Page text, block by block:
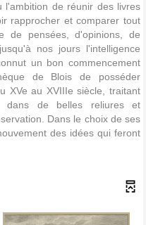
l'ambition de réunir des livres
rapprocher et comparer tout
pensées, d'opinions, de
nos jours l'intelligence
un bon commencement
de Blois de posséder
XVe au XVIIIe siècle, traitant
dans de belles reliures et
Dans le choix de ses
des idées qui feront